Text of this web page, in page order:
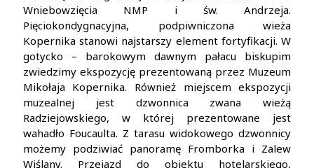
Wniebowzięcia NMP i św. Andrzeja.
Pięciokondygnacyjna, podpiwniczona wieża
Kopernika stanowi najstarszy element fortyfikacji. W
gotycko – barokowym dawnym pałacu biskupim
zwiedzimy ekspozycję prezentowaną przez Muzeum
Mikołaja Kopernika. Również miejscem ekspozycji
muzealnej jest dzwonnica zwana wieżą
Radziejowskiego, w której prezentowane jest
wahadło Foucaulta. Z tarasu widokowego dzwonnicy
możemy podziwiać panoramę Fromborka i Zalew
Wiślany. Przejazd do obiektu hotelarskiego,